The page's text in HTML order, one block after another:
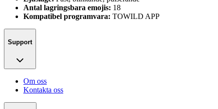
Antal lagringsbara emojis: 18
Kompatibel programvara: TOWILD APP
Support
Om oss
Kontakta oss